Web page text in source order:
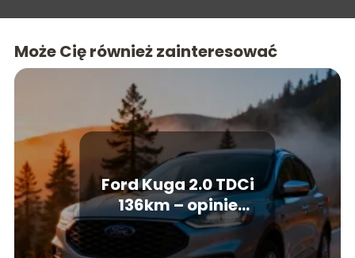
Może Cię również zainteresować
Ford Kuga 2.0 TDCi
136km – opinie
użytkowników, wady i
zalety